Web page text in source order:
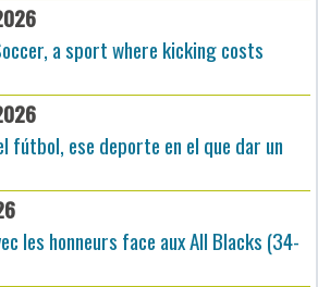
a sport where kicking costs
fútbol, ese deporte en el que dar un
les honneurs face aux All Blacks (34-